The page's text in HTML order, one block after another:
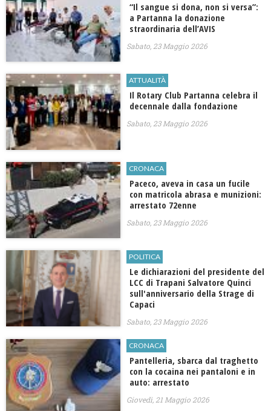
​“Il sangue si dona, non si versa”:
a Partanna la donazione
straordinaria dell’AVIS
Sabato, 23 Maggio 2026
ATTUALITÀ
​Il Rotary Club Partanna celebra il
decennale dalla fondazione
Sabato, 23 Maggio 2026
CRONACA
Paceco, aveva in casa un fucile
con matricola abrasa e munizioni:
arrestato 72enne
Sabato, 23 Maggio 2026
POLITICA
Le dichiarazioni del presidente del
LCC di Trapani Salvatore Quinci
sull'anniversario della Strage di
Capaci
Sabato, 23 Maggio 2026
CRONACA
Pantelleria, sbarca dal traghetto
con la cocaina nei pantaloni e in
auto: arrestato
Giovedì, 21 Maggio 2026